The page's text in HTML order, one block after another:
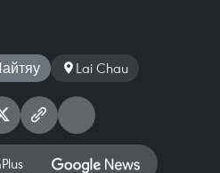
Lai Chau